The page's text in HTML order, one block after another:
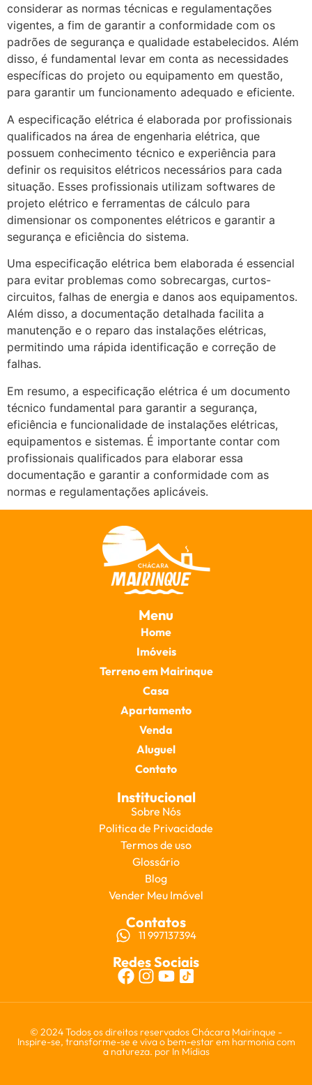
considerar as normas técnicas e regulamentações
vigentes, a fim de garantir a conformidade com os
padrões de segurança e qualidade estabelecidos. Além
disso, é fundamental levar em conta as necessidades
específicas do projeto ou equipamento em questão,
para garantir um funcionamento adequado e eficiente.
A especificação elétrica é elaborada por profissionais
qualificados na área de engenharia elétrica, que
possuem conhecimento técnico e experiência para
definir os requisitos elétricos necessários para cada
situação. Esses profissionais utilizam softwares de
projeto elétrico e ferramentas de cálculo para
dimensionar os componentes elétricos e garantir a
segurança e eficiência do sistema.
Uma especificação elétrica bem elaborada é essencial
para evitar problemas como sobrecargas, curtos-
circuitos, falhas de energia e danos aos equipamentos.
Além disso, a documentação detalhada facilita a
manutenção e o reparo das instalações elétricas,
permitindo uma rápida identificação e correção de
falhas.
Em resumo, a especificação elétrica é um documento
técnico fundamental para garantir a segurança,
eficiência e funcionalidade de instalações elétricas,
equipamentos e sistemas. É importante contar com
profissionais qualificados para elaborar essa
documentação e garantir a conformidade com as
normas e regulamentações aplicáveis.
Menu
Home
Imóveis
Terreno em Mairinque
Casa
Apartamento
Venda
Aluguel
Contato
Institucional
Sobre Nós
Politica de Privacidade
Termos de uso
Glossário
Blog
Vender Meu Imóvel
Contatos
11 997137394
Redes Sociais
© 2024 Todos os direitos reservados Chácara Mairinque -
Inspire-se, transforme-se e viva o bem-estar em harmonia com
a natureza. por In Mídias